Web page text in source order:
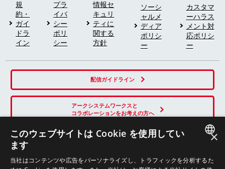
規
約・
ガイ
ドラ
イン
プラ
イバ
シー
ポリ
シー
情報セ
キュリ
ティに
関する
方針
ソーシ
ャルメ
ディア
ポリシ
ー
カスタマ
ーハラス
メント対
応ポリシ
ー
配信ガイドライン
アークシステムワークスと
コラボレーションをお考えの方へ
SNS
×
このウェブサイトは Cookie を使用してい
ます
当社はコンテンツや広告をパーソナライズし、トラフィックを分析するた